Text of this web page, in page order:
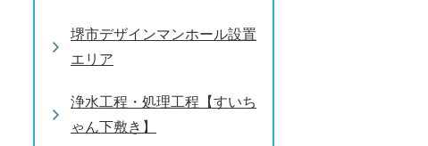
堺市デザインマンホール設置
エリア
浄水工程・処理工程【すいち
ゃん下敷き】